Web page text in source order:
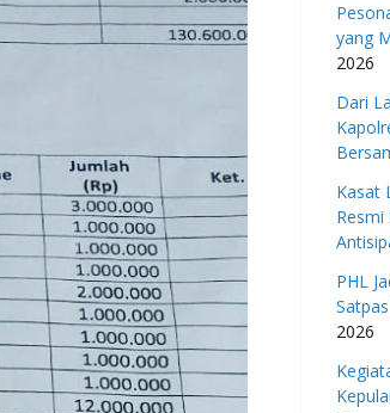
yang
2026
Dari
Kasat
Resmi
PHL
2026